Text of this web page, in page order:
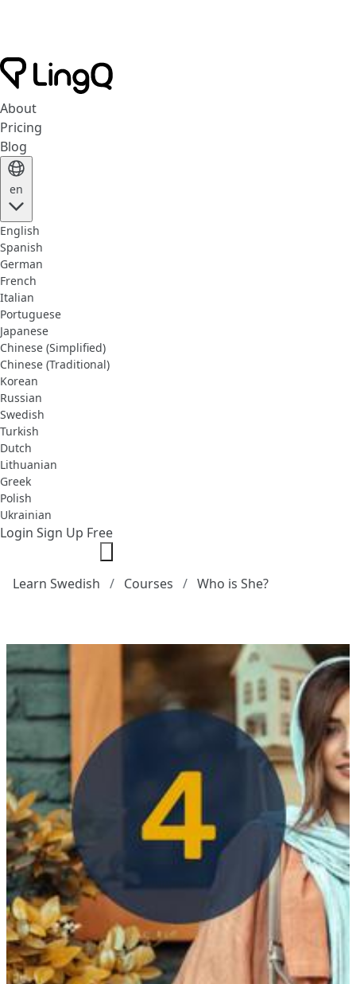
About
Pricing
Blog
en
English
Spanish
German
French
Italian
Portuguese
Japanese
Chinese (Simplified)
Chinese (Traditional)
Korean
Russian
Swedish
Turkish
Dutch
Lithuanian
Greek
Polish
Ukrainian
Login Sign Up Free
Learn Swedish Courses Who is She?